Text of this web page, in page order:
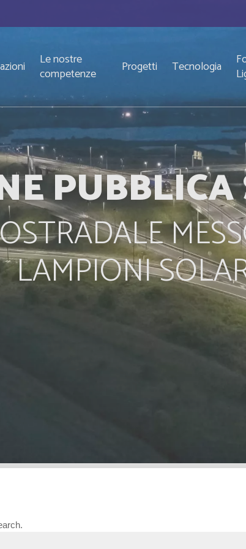
Le nostre
competenze
Progetti Tecnologia
PUBBLICA
LAMPIONI
della sua politica eco-responsabile, la Direzione
A16 nel Pas-de-Calais, ha scelto l’illuminazione